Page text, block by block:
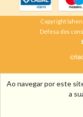
Ao navegar por este
a
Copyright
Defesa dos